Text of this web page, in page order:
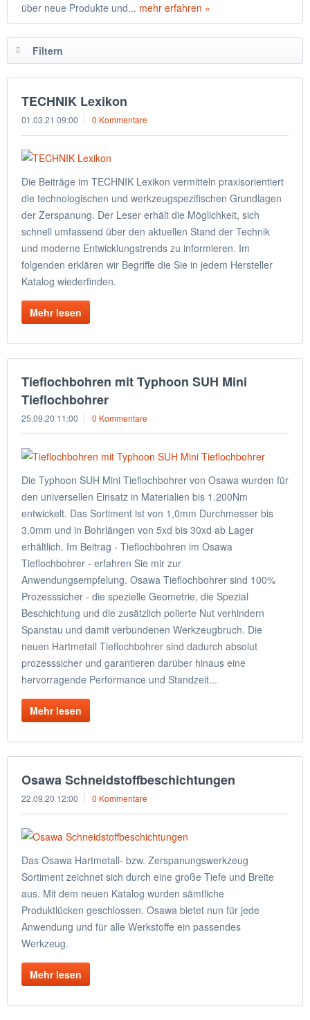
über neue Produkte und... mehr erfahren »
Filtern
TECHNIK Lexikon
01.03.21 09:00 0 Kommentare
Die Beiträge im TECHNIK Lexikon vermitteln praxisorientiert
die technologischen und werkzeugspezifischen Grundlagen
der Zerspanung. Der Leser erhält die Möglichkeit, sich
schnell umfassend über den aktuellen Stand der Technik
und moderne Entwicklungstrends zu informieren. Im
folgenden erklären wir Begriffe die Sie in jedem Hersteller
Katalog wiederfinden.
Mehr lesen
Tieflochbohren mit Typhoon SUH Mini
Tieflochbohrer
25.09.20 11:00 0 Kommentare
Die Typhoon SUH Mini Tieflochbohrer von Osawa wurden für
den universellen Einsatz in Materialien bis 1.200Nm
entwickelt. Das Sortiment ist von 1,0mm Durchmesser bis
3,0mm und in Bohrlängen von 5xd bis 30xd ab Lager
erhältlich. Im Beitrag - Tieflochbohren im Osawa
Tieflochbohrer - erfahren Sie mir zur
Anwendungsempfelung. Osawa Tieflochbohrer sind 100%
Prozesssicher - die spezielle Geometrie, die Spezial
Beschichtung und die zusätzlich polierte Nut verhindern
Spanstau und damit verbundenen Werkzeugbruch. Die
neuen Hartmetall Tieflochbohrer sind dadurch absolut
prozesssicher und garantieren darüber hinaus eine
hervorragende Performance und Standzeit...
Mehr lesen
Osawa Schneidstoffbeschichtungen
22.09.20 12:00 0 Kommentare
Das Osawa Hartmetall- bzw. Zerspanungswerkzeug
Sortiment zeichnet sich durch eine große Tiefe und Breite
aus. Mit dem neuen Katalog wurden sämtliche
Produktlücken geschlossen. Osawa bietet nun für jede
Anwendung und für alle Werkstoffe ein passendes
Werkzeug.
Mehr lesen